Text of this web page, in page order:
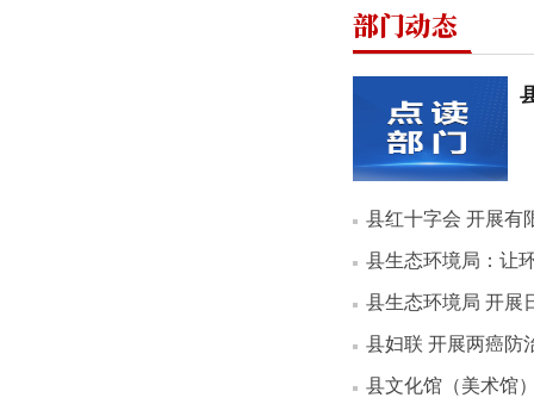
部门动态
县红十字会 开展有
县生态环境局：让
县生态环境局 开展
县妇联 开展两癌防
县文化馆（美术馆）举